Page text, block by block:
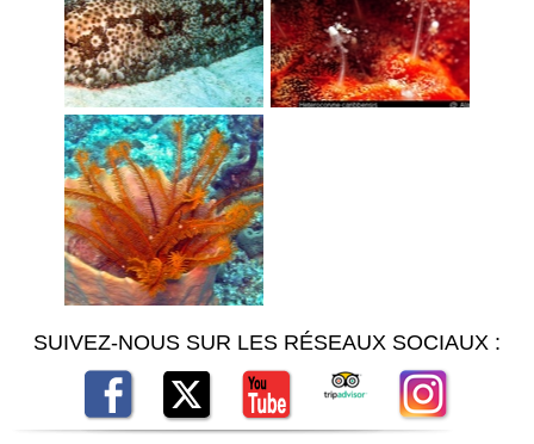
SUIVEZ-NOUS SUR LES RÉSEAUX SOCIAUX :